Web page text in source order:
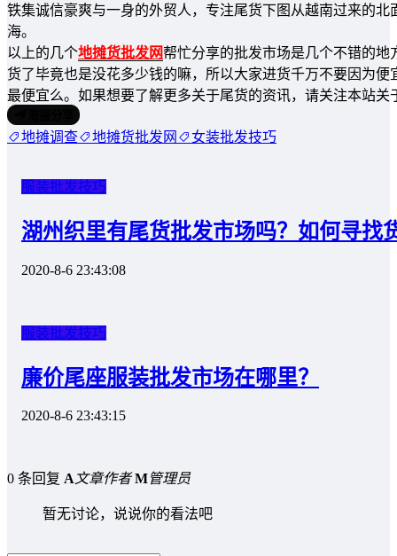
铁集诚信豪爽与一身的外贸人，专注尾货下图从越南过来的
海。
以上的几个地摊货批发网帮忙分享的批发市场是几个不错的
货了毕竟也是没花多少钱的嘛，所以大家进货千万不要因为
最便宜么。如果想要了解更多关于尾货的资讯，请关注本站关
地摊调查 地摊货批发网 女装批发技巧
服装批发技巧
湖州织里有尾货批发市场吗？如何寻找
2020-8-6 23:43:08
服装批发技巧
廉价尾座服装批发市场在哪里？
2020-8-6 23:43:15
0 条回复 A文章作者 M管理员
暂无讨论，说说你的看法吧